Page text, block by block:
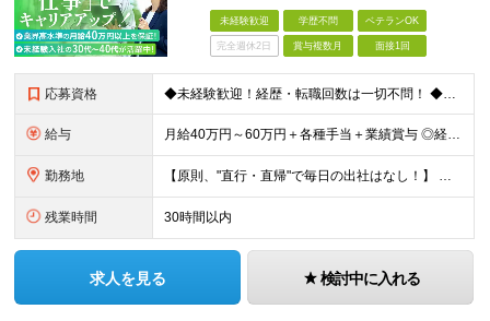
未経験歓迎 学歴不問 ベテランOK
完全週休2日 賞与複数月 面接1回
応募資格 ◆未経験歓迎！経歴・転職回数は一切不問！ ◆異業界出身の30代・40代も活躍中！ ◆U・Iターン希望の方も歓迎（引越費用規定あり） 【応募要件】 ■高卒以上 ■普通自動車運転免許（AT限定可） ■基
給与 月給40万円～60万円＋各種手当＋業績賞与 ◎経験や能力等を考慮し、優遇いたします！ ◎成果により業績賞与を年2回支給します！ 上記月給には、固定残業代として 「60,800円～95,000円（28
勤務地 【原則、"直行・直帰"で毎日の出社はなし！】 東京・埼玉・千葉・神奈川などを中心とした 周辺エリアの現場に「直行・直帰」となります！ ■関東第一第二支部 埼玉県八潮市大字二丁目1142-2 ◎最寄り
残業時間 30時間以内
求人を見る 検討中に入れる